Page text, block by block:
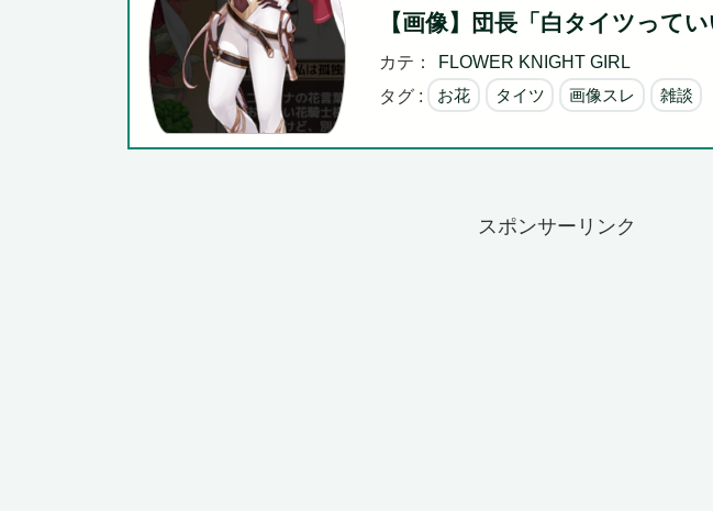
【画像】団長「白タイツって
カテ：
FLOWER KNIGHT GIRL
タグ :
お花 タイツ 画像スレ 雑談
スポンサーリンク